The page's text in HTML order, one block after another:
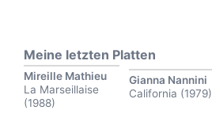
Meine letzten Platten
Mireille Mathieu
La Marseillaise
(1988)
Gianna Nannini
California (1979)